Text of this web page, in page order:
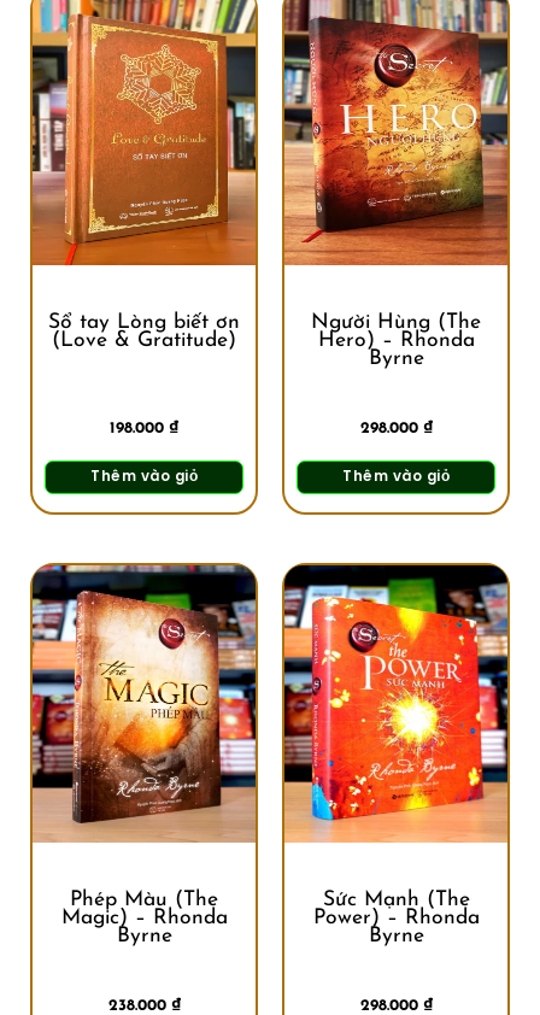
Sổ tay Lòng biết ơn
(Love & Gratitude)
198.000 ₫
Thêm vào giỏ
Người Hùng (The
Hero) – Rhonda
Byrne
298.000 ₫
Thêm vào giỏ
Phép Màu (The
Magic) – Rhonda
Byrne
238.000 ₫
Sức Mạnh (The
Power) – Rhonda
Byrne
298.000 ₫